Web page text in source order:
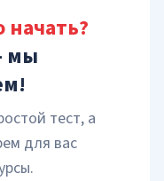
начать?
мы
тест, а
для вас